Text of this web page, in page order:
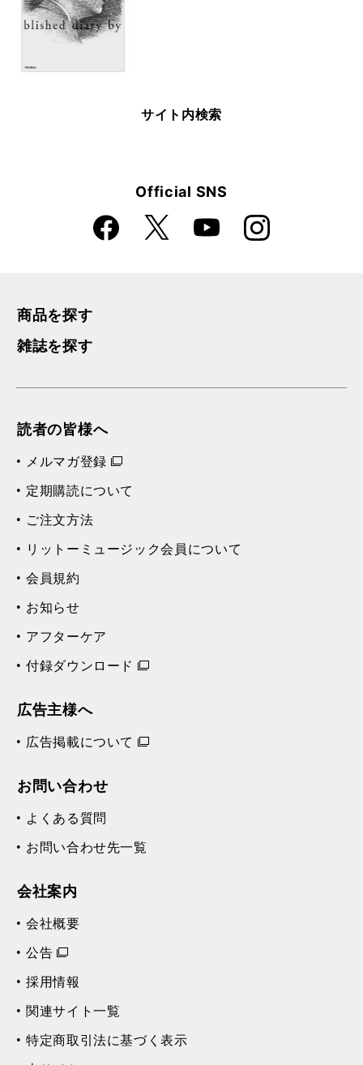
サイト内検索
Official SNS
Faceboo
k
X YouTube Instagra
m
商品を探す
雑誌を探す
読者の皆様へ
メルマガ登録
定期購読について
ご注文方法
リットーミュージック会員について
会員規約
お知らせ
アフターケア
付録ダウンロード
広告主様へ
広告掲載について
お問い合わせ
よくある質問
お問い合わせ先一覧
会社案内
会社概要
公告
採用情報
関連サイト一覧
特定商取引法に基づく表示